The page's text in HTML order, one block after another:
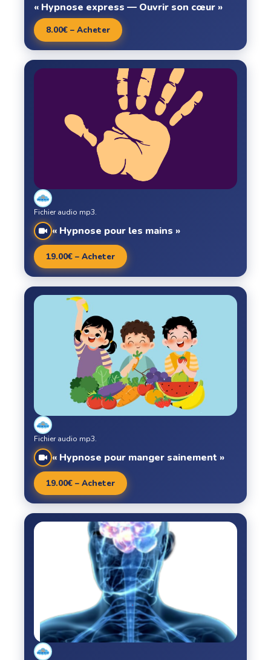
« Hypnose express — Ouvrir son cœur »
8.00€ – Acheter
« Hypnose pour les mains »
Fichier audio mp3.
19.00€ – Acheter
« Hypnose pour manger sainement »
Fichier audio mp3.
19.00€ – Acheter